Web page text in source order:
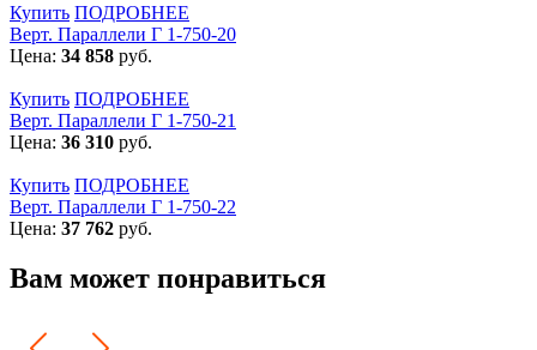
Купить ПОДРОБНЕЕ
Верт. Параллели Г 1-750-20
Цена: 34 858 руб.
Купить ПОДРОБНЕЕ
Верт. Параллели Г 1-750-21
Цена: 36 310 руб.
Купить ПОДРОБНЕЕ
Верт. Параллели Г 1-750-22
Цена: 37 762 руб.
Вам может понравиться